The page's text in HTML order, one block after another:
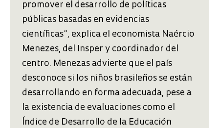
promover el desarrollo de políticas
públicas basadas en evidencias
científicas”, explica el economista Naércio
Menezes, del Insper y coordinador del
centro. Menezas advierte que el país
desconoce si los niños brasileños se están
desarrollando en forma adecuada, pese a
la existencia de evaluaciones como el
Índice de Desarrollo de la Educación